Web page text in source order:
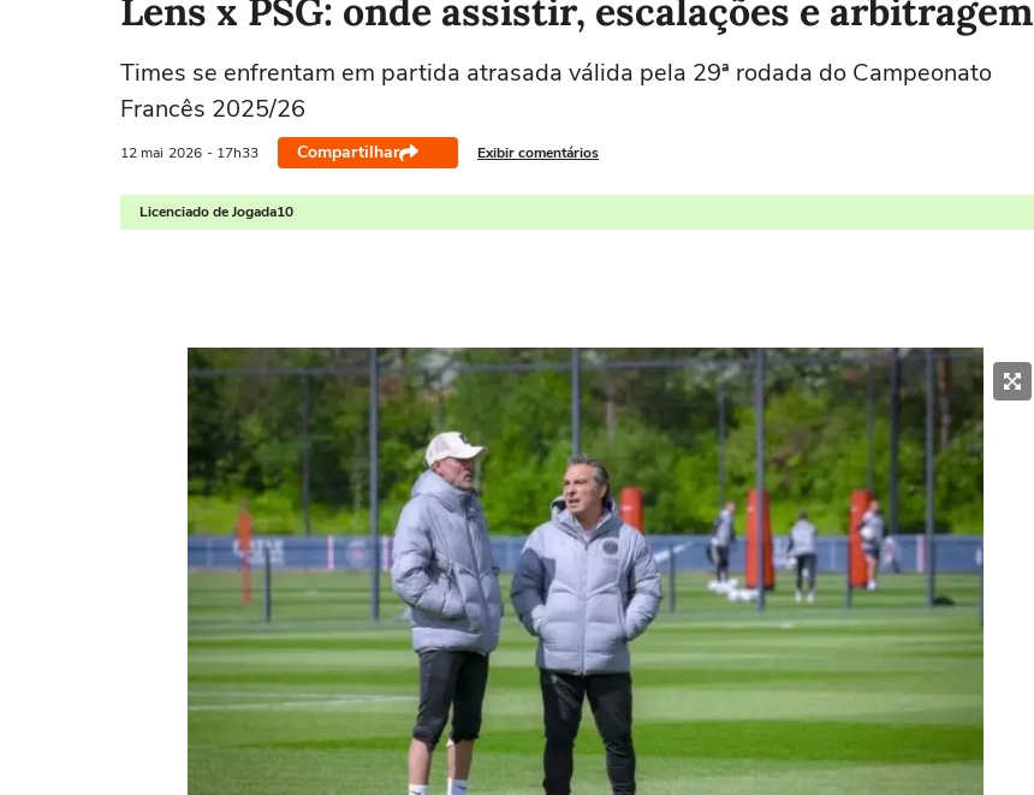
Lens x PSG: onde assistir, escalações e arbitragem
Times se enfrentam em partida atrasada válida pela 29ª rodada do Campeonato
Francês 2025/26
12 mai 2026 - 17h33 Compartilhar Exibir comentários
Licenciado de Jogada10